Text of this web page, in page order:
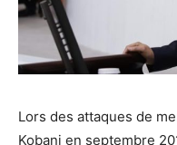
Lors des attaques de
Kobani en septembre